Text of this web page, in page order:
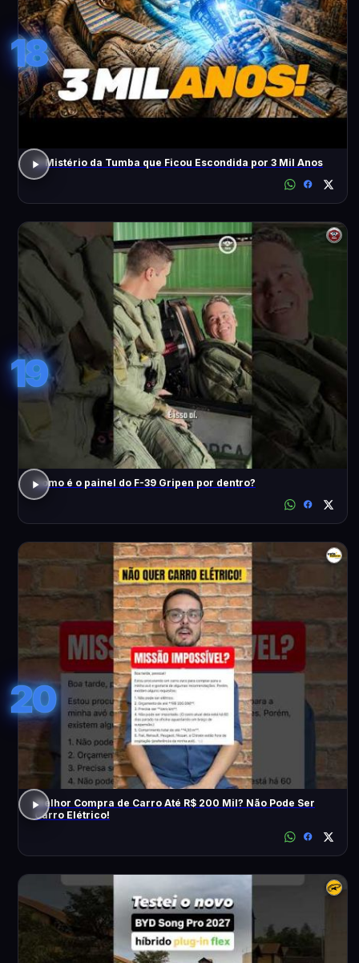
18
O Mistério da Tumba que Ficou Escondida por 3 Mil Anos
19
Como é o painel do F-39 Gripen por dentro?
20
Melhor Compra de Carro Até R$ 200 Mil? Não Pode Ser
Carro Elétrico!